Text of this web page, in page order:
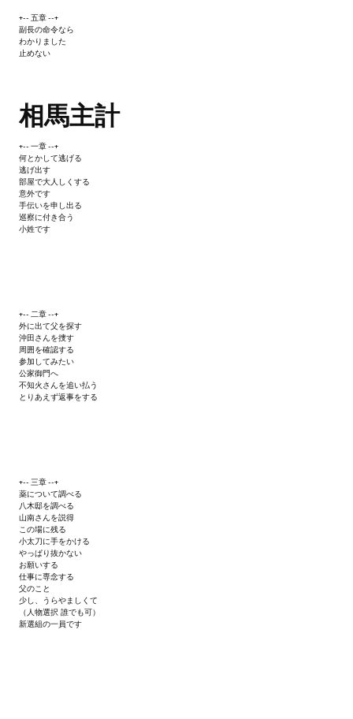
+-- 五章 --+
副長の命令なら
わかりました
止めない
相馬主計
+-- 一章 --+
何とかして逃げる
逃げ出す
部屋で大人しくする
意外です
手伝いを申し出る
巡察に付き合う
小姓です
+-- 二章 --+
外に出て父を探す
沖田さんを捜す
周囲を確認する
参加してみたい
公家御門へ
不知火さんを追い払う
とりあえず返事をする
+-- 三章 --+
薬について調べる
八木邸を調べる
山南さんを説得
この場に残る
小太刀に手をかける
やっぱり抜かない
お願いする
仕事に専念する
父のこと
少し、うらやましくて
（人物選択 誰でも可）
新選組の一員です